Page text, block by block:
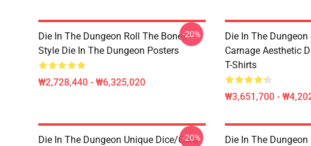
Die In The Dungeon Roll The Bones
Style Die In The Dungeon Posters
₩2,728,440 - ₩6,325,020
-20%
Die In The Dungeon
Carnage Aesthetic
T-Shirts
₩3,651,700 -
Die In The Dungeon Unique Dice/Card
-20%
Die In The Dungeon